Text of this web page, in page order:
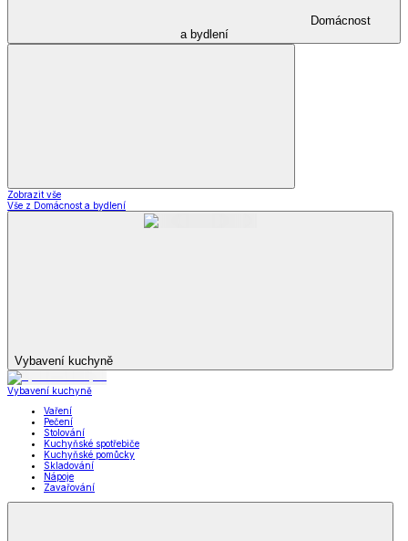
Domácnost
a bydlení
Zobrazit vše
Vše z Domácnost a bydlení
Vybavení kuchyně
Vybavení kuchyně
Vaření
Pečení
Stolování
Kuchyňské spotřebiče
Kuchyňské pomůcky
Skladování
Nápoje
Zavařování